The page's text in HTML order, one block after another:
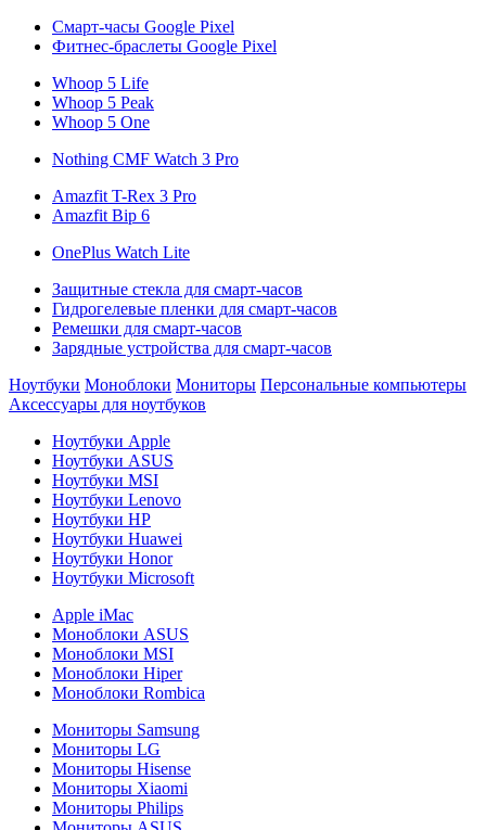
Смарт-часы Google Pixel
Фитнес-браслеты Google Pixel
Whoop 5 Life
Whoop 5 Peak
Whoop 5 One
Nothing CMF Watch 3 Pro
Amazfit T-Rex 3 Pro
Amazfit Bip 6
OnePlus Watch Lite
Защитные стекла для смарт-часов
Гидрогелевые пленки для смарт-часов
Ремешки для смарт-часов
Зарядные устройства для смарт-часов
Ноутбуки Моноблоки Мониторы Персональные компьютеры
Аксессуары для ноутбуков
Ноутбуки Apple
Ноутбуки ASUS
Ноутбуки MSI
Ноутбуки Lenovo
Ноутбуки HP
Ноутбуки Huawei
Ноутбуки Honor
Ноутбуки Microsoft
Apple iMac
Моноблоки ASUS
Моноблоки MSI
Моноблоки Hiper
Моноблоки Rombica
Мониторы Samsung
Мониторы LG
Мониторы Hisense
Мониторы Xiaomi
Мониторы Philips